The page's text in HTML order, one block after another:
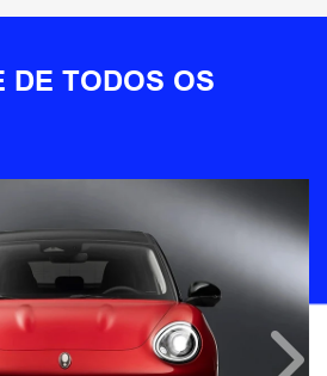
DE TODOS OS